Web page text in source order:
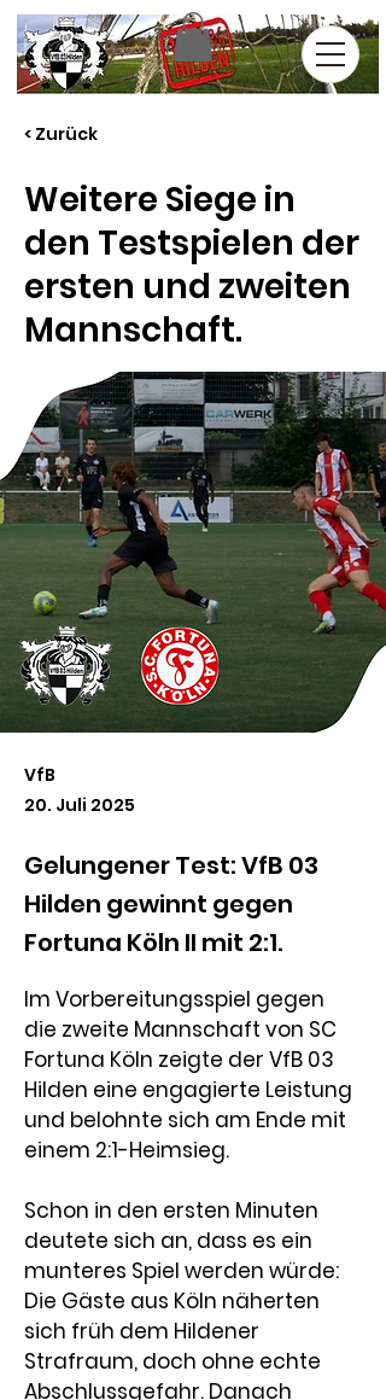
< Zurück
Weitere Siege in
den Testspielen der
ersten und zweiten
Mannschaft.
VfB
20. Juli 2025
Gelungener Test: VfB 03
Hilden gewinnt gegen
Fortuna Köln II mit 2:1.
Im Vorbereitungsspiel gegen
die zweite Mannschaft von SC
Fortuna Köln zeigte der VfB 03
Hilden eine engagierte Leistung
und belohnte sich am Ende mit
einem 2:1-Heimsieg.
Schon in den ersten Minuten
deutete sich an, dass es ein
munteres Spiel werden würde:
Die Gäste aus Köln näherten
sich früh dem Hildener
Strafraum, doch ohne echte
Abschlussgefahr. Danach